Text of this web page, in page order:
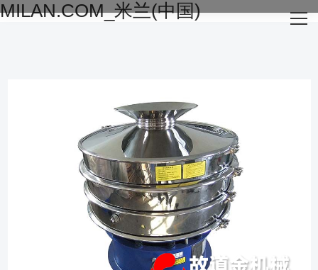
MILAN.COM_米兰(中国)
网站首页
MILAN.COM_米兰(中国)